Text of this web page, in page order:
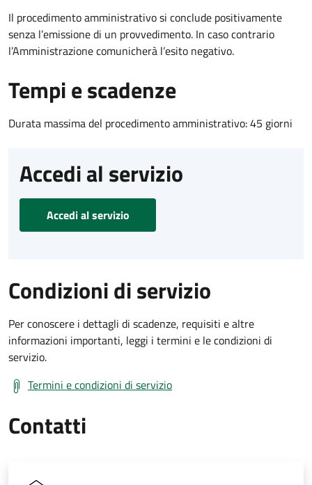
Il procedimento amministrativo si conclude positivamente
senza l’emissione di un provvedimento. In caso contrario
l’Amministrazione comunicherà l’esito negativo.
Tempi e scadenze
Durata massima del procedimento amministrativo: 45 giorni
Accedi al servizio
Accedi al servizio
Condizioni di servizio
Per conoscere i dettagli di scadenze, requisiti e altre
informazioni importanti, leggi i termini e le condizioni di
servizio.
Termini e condizioni di servizio
Contatti